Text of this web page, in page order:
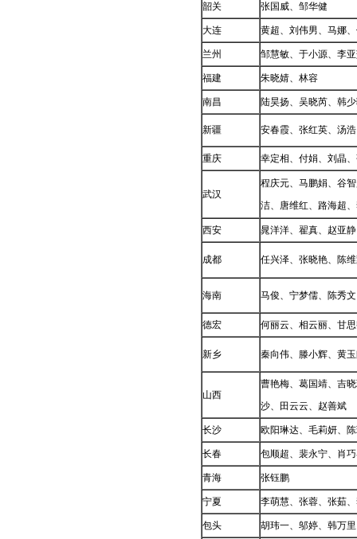
韶关 张国威、邹华健
大连 黄超、刘伟男、马娜
兰州 邹慧敏、于小源、李
福建 朱晓婧、林容
南昌 陆昊扬、吴晓芮、韩
新疆 安春霞、张红英、汤
重庆 幸定相、付娟、刘晶
武汉
程庆元、马鹏娟、谷
洁、唐维红、路海超
西安 晁洋洋、翟真、赵亚
成都 任兴泽、张晓艳、陈
海南 马俊、宁梦儒、陈秀
德宏 何丽云、相云丽、甘
新乡 秦向伟、滕小辉、黄
山西
曹艳梅、葛国靖、吉
沙、田云云、赵善斌
长沙 欧阳琳达、毛莉妍、
长春 包顺超、裴永宁、肖
青海 张钰鹏
宁夏 李萌慧、张蓉、张茹
包头 胡玮一、邬婷、韩万